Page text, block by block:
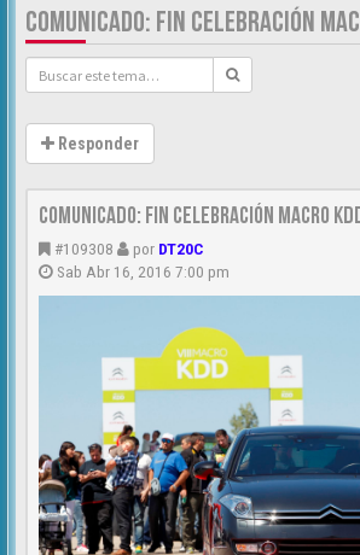
COMUNICADO: FIN CELEBRACIÓN
Responder
Comunicado: Fin celebración Macro
#109308 por DT20C
Sab Abr 16, 2016 7:00 pm